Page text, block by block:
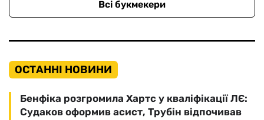
Всі букмекери
ОСТАННІ НОВИНИ
Бенфіка розгромила Хартс у кваліфікації ЛЄ:
Судаков оформив асист, Трубін відпочивав